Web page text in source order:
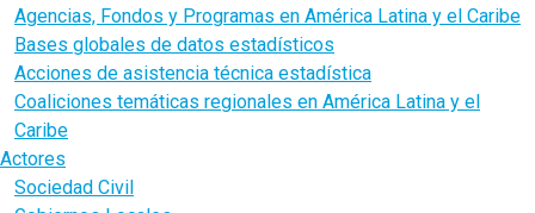
Agencias, Fondos y Programas en América Latina y el Caribe
Bases globales de datos estadísticos
Acciones de asistencia técnica estadística
Coaliciones temáticas regionales en América Latina y el
Caribe
Actores
Sociedad Civil